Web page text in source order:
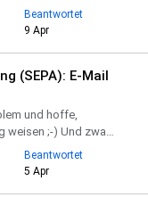
mitgeben. Bei
Beantwortet
9 Apr
(SEPA): E-Mail
und hoffe,
weisen ;-) Und zwar
im Einsatz und
Beantwortet
5 Apr